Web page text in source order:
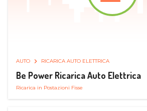
AUTO RICARICA AUTO ELETTRICA
Be Power Ricarica Auto Elettrica
Ricarica in Postazioni Fisse